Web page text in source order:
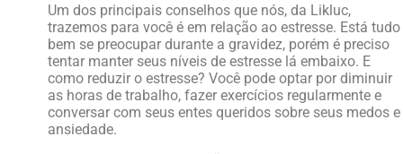
Um dos principais conselhos que nós, da Likluc,
trazemos para você é em relação ao estresse. Está tudo
bem se preocupar durante a gravidez, porém é preciso
tentar manter seus níveis de estresse lá embaixo. E
como reduzir o estresse? Você pode optar por diminuir
as horas de trabalho, fazer exercícios regularmente e
conversar com seus entes queridos sobre seus medos e
ansiedade.